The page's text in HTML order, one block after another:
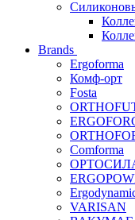
Brands
Ergoforma
Комф-орт
Fosta
Comforma
VARISAN